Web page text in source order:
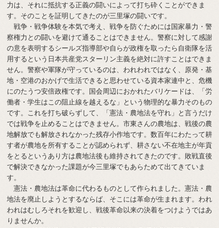
力は、それに抵抗する正義の闘いによって打ち砕くことができま
す。そのことを証明してきたのが三里塚の闘いです。
戦争・戦争体験を本気で考え、戦争を防ぐためには国家暴力・警
察権力との闘いを避けて通ることはできません。警察に対して感謝
の意を表明するシールズ指導部や自らが政権を取ったら自衛隊を活
用するという日本共産党スターリン主義を絶対に許すことはできま
せん。警察や軍隊が守っているのは、われわれではなく、原発・基
地・空港のおかげで生活できると思わせている資本家連中と、危機
にのたうつ安倍政権です。国会周辺におかれたバリケードは、「労
働者・学生はこの阻止線を越えるな」という物理的な暴力そのもの
です。これを打ち破らずして、「憲法・農地法を守れ」と言うだけ
では戦争を止めることはできません。市東さんの農地は、戦後の農
地解放でも解放されなかった残存小作地です。数百年にわたって耕
す者が農地を所有することが認められず、耕さない不在地主が年貢
をとるというあり方は農地法後も維持されてきたのです。敗戦直後
で解決できなかった課題が今三里塚でもあらためて出てきていま
す。
憲法・農地法は革命に代わるものとして作られました。憲法・農
地法を廃止しようとするならば、そこには革命が生まれます。われ
われはむしろそれを歓迎し、戦後革命以来の決着をつけようではあ
りませんか。